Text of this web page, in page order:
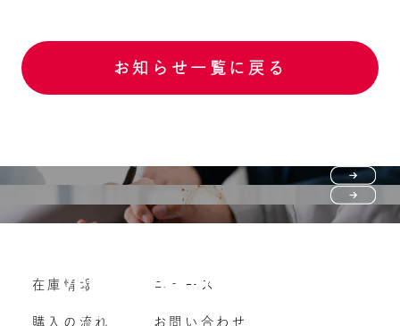
お知らせ一覧に戻る
購入の流れ
よくいただくご質問
Vehicle purchase
車両買い取り
在庫情報
購入の流れ
ニュース
お問い合わせ